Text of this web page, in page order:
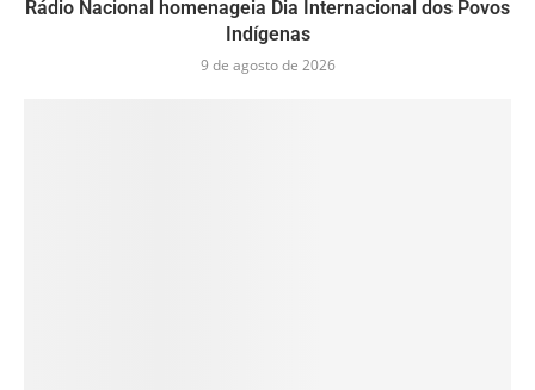
Rádio Nacional homenageia Dia Internacional dos Povos
Indígenas
9 de agosto de 2026